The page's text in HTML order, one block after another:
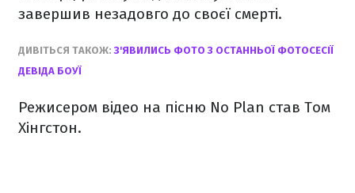
завершив незадовго до своєї смерті.
ДИВІТЬСЯ ТАКОЖ:З'ЯВИЛИСЬ ФОТО З ОСТАННЬОЇ ФОТОСЕСІЇ
ДЕВІДА БОУЇ
Режисером відео на пісню No Plan став Том
Хінгстон.